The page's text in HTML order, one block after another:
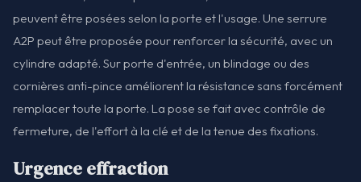
peuvent être posées selon la porte et l'usage. Une serrure
A2P peut être proposée pour renforcer la sécurité, avec un
cylindre adapté. Sur porte d'entrée, un blindage ou des
cornières anti-pince améliorent la résistance sans forcément
remplacer toute la porte. La pose se fait avec contrôle de
fermeture, de l'effort à la clé et de la tenue des fixations.
Urgence effraction